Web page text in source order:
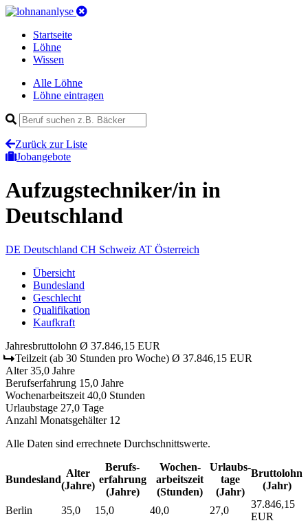
Startseite
Löhne
Wissen
Alle Löhne
Löhne eintragen
Zurück zur Liste
Jobangebote
Aufzugstechniker/in in
Deutschland
DE Deutschland CH Schweiz AT Österreich
Übersicht
Bundesland
Geschlecht
Qualifikation
Kaufkraft
Jahresbruttolohn Ø 37.846,15 EUR
Teilzeit (ab 30 Stunden pro Woche) Ø 37.846,15 EUR
Alter 35,0 Jahre
Berufserfahrung 15,0 Jahre
Wochenarbeitszeit 40,0 Stunden
Urlaubstage 27,0 Tage
Anzahl Monatsgehälter 12
Alle Daten sind errechnete Durchschnittswerte.
Bundesland
Alter
(Jahre)
Berufs­
erfahrung
(Jahre)
Wochen­
arbeitszeit
(Stunden)
Urlaubs­
tage
(Jahr)
Bruttolohn
(Jahr)
Berlin 35,0 15,0 40,0 27,0
37.846,15
EUR